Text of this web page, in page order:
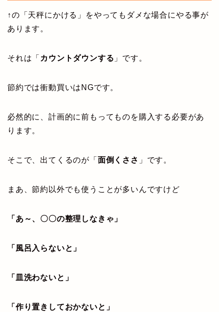
↑の「天秤にかける」をやってもダメな場合にやる事が
あります。
それは「 カウントダウンする 」です。
節約では衝動買いはNGです。
必然的に、計画的に前もってものを購入する必要があ
ります。
そこで、出てくるのが「 面倒くささ 」です。
まあ、節約以外でも使うことが多いんですけど
「あ～、〇〇の整理しなきゃ」
「風呂入らないと」
「皿洗わないと」
「作り置きしておかないと」